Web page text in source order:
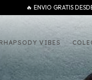
🔥 ENVIO GRATIS
VIBES